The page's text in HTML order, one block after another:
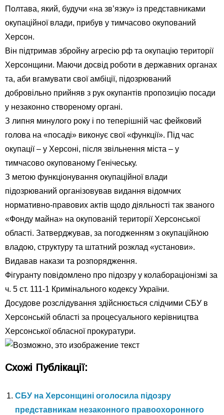
Полтава, який, будучи «на зв’язку» із представниками
окупаційної влади, прибув у тимчасово окупований
Херсон.
Він підтримав збройну агресію рф та окупацію території
Херсонщини. Маючи досвід роботи в державних органах
та, аби вгамувати свої амбіції, підозрюваний
добровільно прийняв з рук окупантів пропозицію посади
у незаконно створеному органі.
З липня минулого року і по теперішній час фейковий
голова на «посаді» виконує свої «функції». Під час
окупації – у Херсоні, після звільнення міста – у
тимчасово окупованому Генічеську.
З метою функціонування окупаційної влади
підозрюваний організовував видання відомчих
нормативно-правових актів щодо діяльності так званого
«Фонду майна» на окупованій території Херсонської
області. Затверджував, за погодженням з окупаційною
владою, структуру та штатний розклад «установи».
Видавав накази та розпорядження.
Фігуранту повідомлено про підозру у колабораціонізмі за
ч. 5 ст. 111-1 Кримінального кодексу України.
Досудове розслідування здійснюється слідчими СБУ в
Херсонській області за процесуального керівництва
Херсонської обласної прокуратури.
Схожі Публікації:
СБУ на Херсонщині оголосила підозру
представникам незаконного правоохоронного